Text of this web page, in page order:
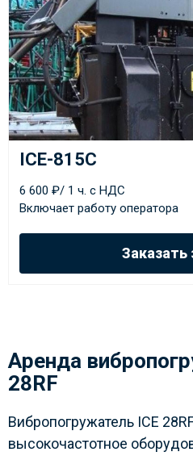
ICE-815C
6 600 ₽/ 1 ч. с НДС
Включает работу оператора
Заказать
Аренда
28RF
Вибропогружатель ICE
высокочастотное